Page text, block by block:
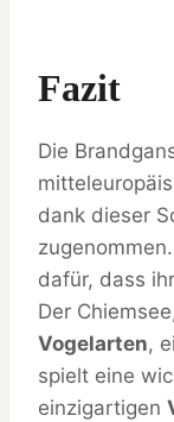
Fazit
Die
dank dieser
dafür, dass
Der
Vogelarten,
spielt eine
einzigartigen